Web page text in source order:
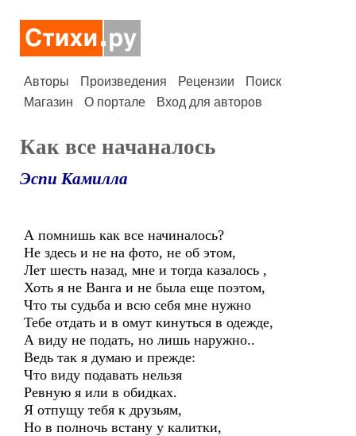
Авторы Произведения Рецензии
Поиск
Магазин
О портале Вход для авторов
Как все начаналось
Эспи Камилла
А помнишь как все начиналось?
Не здесь и не на фото, не об этом,
Лет шесть назад, мне и тогда казалось ,
Хоть я не Ванга и не была еще поэтом,
Что ты судьба и всю себя мне нужно
Тебе отдать и в омут кинуться в одежде,
А виду не подать, но лишь наружно..
Ведь так я думаю и прежде:
Что виду подавать нельзя
Ревную я или в обидках.
Я отпущу тебя к друзьям,
Но в полночь встану у калитки,